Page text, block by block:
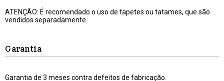
ATENÇÃO: É recomendado o uso de tapetes ou tatames, que são
vendidos separadamente.
Garantia
Garantia de 3 meses contra defeitos de fabricação.